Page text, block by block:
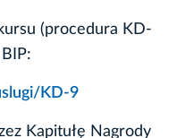
(procedura KD-
KD-9
Kapitułę Nagrody